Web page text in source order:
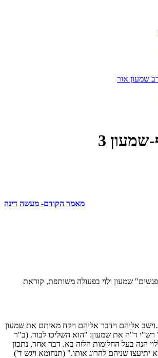
שמעון אור
3
מאמר הקודם- מעשה דינה
שמעון ולוי בפעולה משותפת, קוראת
אליהם וידבר אליהם ויקח מאיתם את שמעון
רש"י ד"ה את שמעון: "הוא השליכו לבור. (ב"ר
הנה בעל החלומות הלזה בא. דבר אחר, נתכון
יתיעצו שניהם להרוג אותו." (תנחומא ויגש ד')